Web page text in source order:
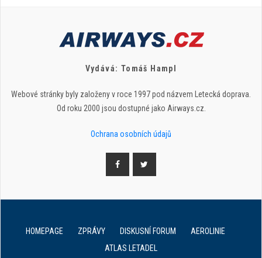
Vydává: Tomáš Hampl
Webové stránky byly založeny v roce 1997 pod názvem Letecká doprava.
Od roku 2000 jsou dostupné jako Airways.cz.
Ochrana osobních údajů
HOMEPAGE ZPRÁVY DISKUSNÍ FORUM
AEROLINIE
ATLAS LETADEL